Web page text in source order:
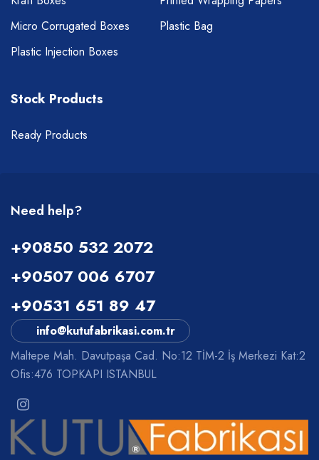
Micro Corrugated Boxes
Plastic Injection Boxes
Plastic Bag
Stock Products
Ready Products
Need help?
+90850 532 2072
+90507 006 6707
+90531 651 89 47
info@kutufabrikasi.com.tr
Maltepe Mah. Davutpaşa Cad. No:12 TİM-2 İş Merkezi Kat:2
Ofis:476 TOPKAPI ISTANBUL